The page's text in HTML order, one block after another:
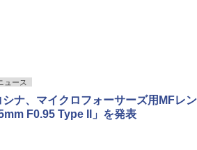
ュース
シナ、マイクロフォーサーズ用MFレ
F0.95 Type II」を発表